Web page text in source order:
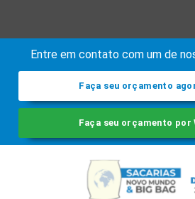
Entre em contato com um de
Faça seu orçamento
Faça seu orçamento por